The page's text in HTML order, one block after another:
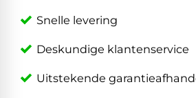
Snelle levering
Deskundige klantenservice
Uitstekende